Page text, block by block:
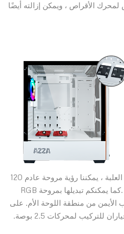
الأقراص ، ويمكن إزالته أيضًا
بالانتقال إلى القسم الأوسط من العلبة ، يمكننا رؤية مروحة عادم 120
مم في الجزء الخلفي من العلبة. .كما يمكنكم تبديلها بمروحة RGB
الأيمن من منطقة اللوحة الأم. على
للتركيب لمحركات 2.5 بوصة.